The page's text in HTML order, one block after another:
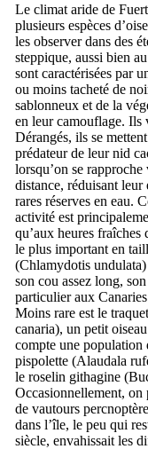
Le climat aride de
plusieurs espèces
les observer dans des
steppique, aussi bien
sont caractérisées par
ou moins tacheté de
sablonneux et de la
en leur camouflage. Ils
Dérangés, ils se
prédateur de leur nid
lorsqu’on se
distance, réduisant
rares réserves en eau.
activité est
qu’aux heures
le plus important en
(Chlamydotis undulata
son cou assez long,
particulier aux
Moins rare est le
canaria), un petit
compte une population
pispolette (Alaudala
le roselin githagine (
Occasionnellement, on
de vautours
dans l’île, le peu qui
siècle, envahissait les